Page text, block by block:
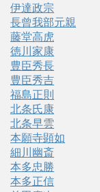
伊達政宗
長曾我部元親
藤堂高虎
徳川家康
豊臣秀長
豊臣秀吉
福島正則
北条氏康
北条早雲
本願寺顕如
細川幽斎
本多忠勝
本多正信